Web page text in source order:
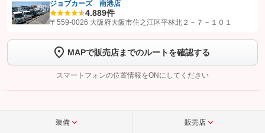
【STEP1】
認証画面でグーネットを友だち追加してから「許可する」ボタンを押
トーク画面で
ボタンをタップして問い合わせを
完了してください。
こちら
ジョブカーズ 南港店
4.889件
〒559-0026 大阪府大阪市住之江区平林北２－７－１０１
MAPで販売店までのルートを確認する
スマートフォンの位置情報をONにしてください
装備 販売店